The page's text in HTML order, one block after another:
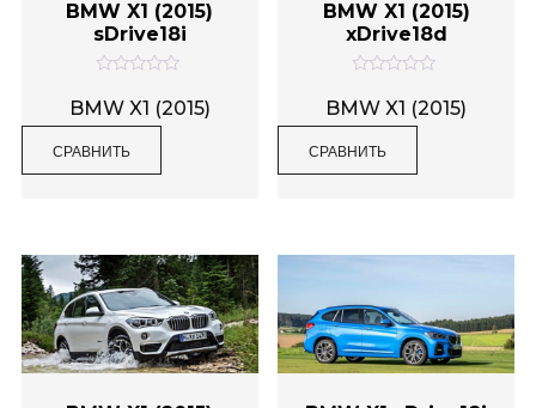
BMW X1 (2015)
sDrive18i
ц
е
к
0
BMW X1 (2015)
СРАВНИТЬ
BMW X1 (2015)
xDrive18d
ц
е
к
0
BMW X1 (2015)
СРАВНИТЬ